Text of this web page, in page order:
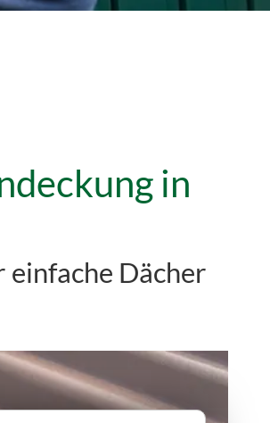
in
einfache Dächer